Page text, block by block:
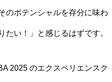
のポテンシャルを存分に味わ
たい！」と感じるはずです。
2025 のエクスペリエンスク